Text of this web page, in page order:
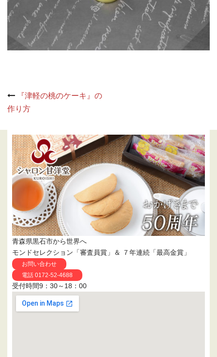
Post
navigation
『津軽の桃のケーキ』の
作り方
青森県黒石市から世界へ
モンドセレクション「審査員賞」＆ ７年連続「最高金賞」
お問い合わせ
電話 0172-52-4688
受付時間9：30～18：00